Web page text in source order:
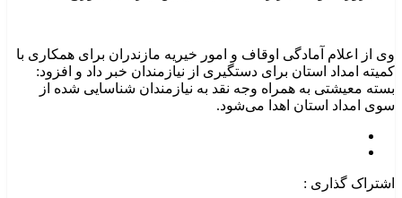
وی از اعلام آمادگی اوقاف و امور خیریه مازندران برای همکاری با
کمیته امداد استان برای دستگیری از نیازمندان خبر داد و افزود:
بسته معیشتی به همراه وجه نقد به نیازمندان شناسایی شده از
سوی امداد استان اهدا می‌شود.
اشتراک گذاری :